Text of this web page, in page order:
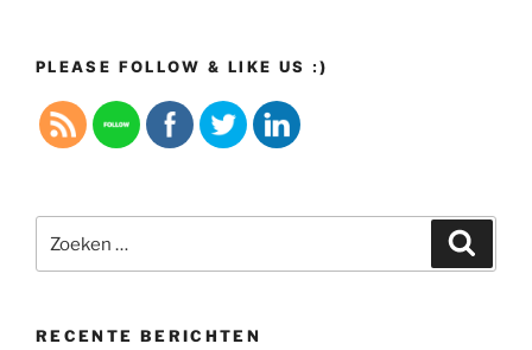
PLEASE FOLLOW & LIKE US :)
naar:
RECENTE BERICHTEN